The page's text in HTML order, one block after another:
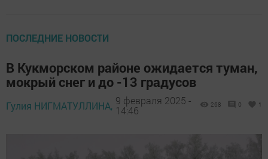
ПОСЛЕДНИЕ НОВОСТИ
В Кукморском районе ожидается туман,
мокрый снег и до -13 градусов
Гулия НИГМАТУЛЛИНА, 9 февраля 2025 -
14:46
268 0 1